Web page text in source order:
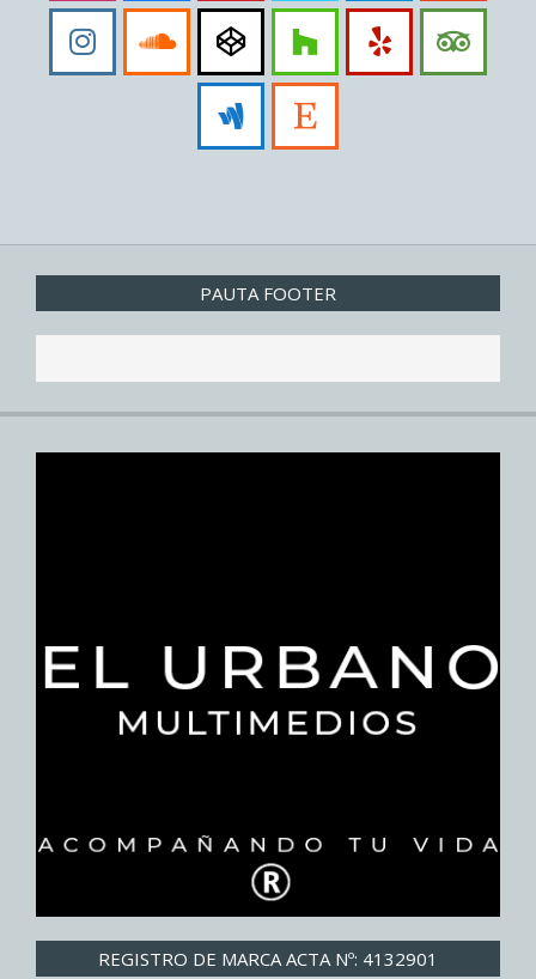
PAUTA FOOTER
REGISTRO DE MARCA ACTA Nº: 4132901